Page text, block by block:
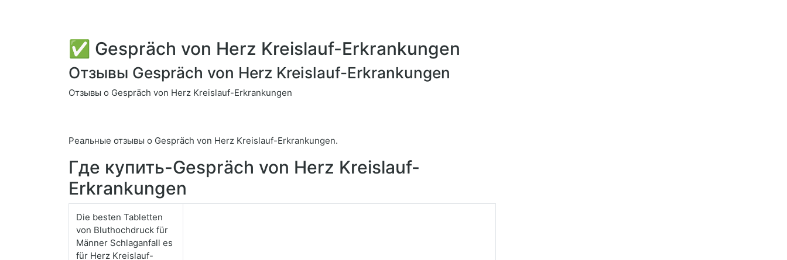
✅ Gespräch von Herz Kreislauf-Erkrankungen
Отзывы Gespräch von Herz Kreislauf-Erkrankungen
Отзывы о Gespräch von Herz Kreislauf-Erkrankungen
Реальные отзывы о Gespräch von Herz Kreislauf-Erkrankungen.
Где купить-Gespräch von Herz Kreislauf-
Erkrankungen
Die besten Tabletten
von Bluthochdruck für
Männer Schlaganfall es
für Herz Kreislauf-